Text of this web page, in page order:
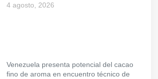
4 agosto, 2026
Venezuela presenta potencial del cacao
fino de aroma en encuentro técnico de